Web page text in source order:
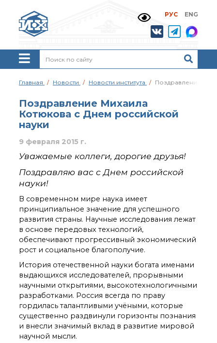
РУС ENG
Жизнь и выдающиеся
моменты научной
деятельности
Н. Д. Зелинского
История ИОХ РАН
Администрация
Научные школы
Подразделения
института
Ученый совет ИОХ
РАН
Диссертационные
советы
Совет молодых ученых
ИОХ РАН
Центр коллективного
пользования
Института
органической химии
РАН (ЦКП ИОХ РАН)
Библиотека
Инфоресурсы
Профком
Документы
Контакты
Основные
направления
деятельности
Главная Новости Новости института Поздравление
Поздравление Михаила
Котюкова с Днем российской
науки
9 февраля 2015 г.
Уважаемые коллеги, дорогие друзья!
Поздравляю вас с Днем российской
науки!
В современном мире наука имеет
принципиальное значение для успешного
развития страны. Научные исследования лежат
в основе передовых технологий,
обеспечивают прогрессивный экономический
рост и социальное благополучие.
История отечественной науки богата именами
выдающихся исследователей, прорывными
научными открытиями, высокотехнологичными
разработками. Россия всегда по праву
гордилась талантливыми учёными, которые
существенно раздвинули горизонты познания
и внесли значимый вклад в развитие мировой
научной мысли.